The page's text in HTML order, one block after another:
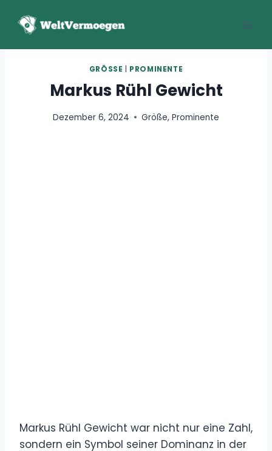
Inhalt
GRÖSSE PROMINENTE
Markus Rühl Gewicht
Dezember 6, 2024 Größe, Prominente
Markus Rühl Gewicht war nicht nur eine Zahl,
sondern ein Symbol seiner Dominanz in der